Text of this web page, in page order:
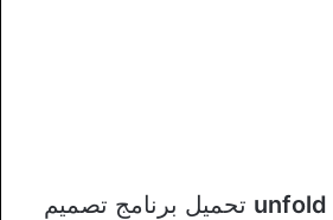
تحميل برنامج تصميم